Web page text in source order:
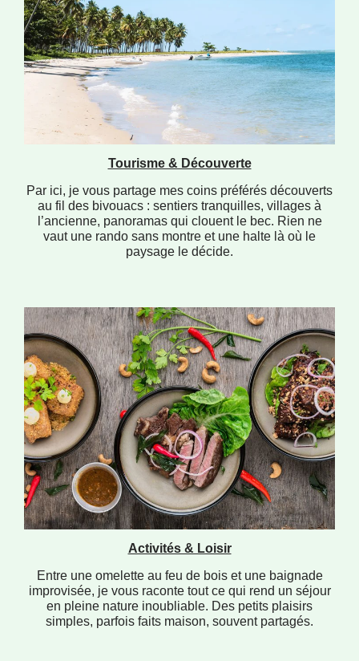
Tourisme & Découverte
Par ici, je vous partage mes coins préférés découverts
au fil des bivouacs : sentiers tranquilles, villages à
l’ancienne, panoramas qui clouent le bec. Rien ne
vaut une rando sans montre et une halte là où le
paysage le décide.
Activités & Loisir
Entre une omelette au feu de bois et une baignade
improvisée, je vous raconte tout ce qui rend un séjour
en pleine nature inoubliable. Des petits plaisirs
simples, parfois faits maison, souvent partagés.